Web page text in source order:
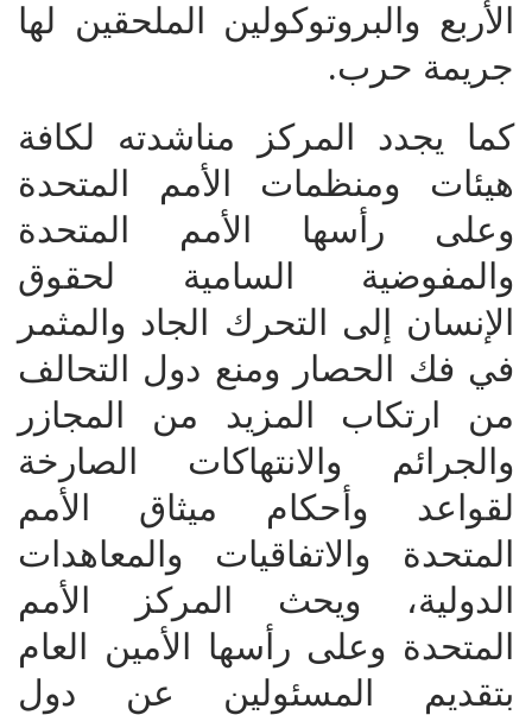
الأربع والبروتوكولين الملحقين لها
جريمة حرب.
كما يجدد المركز مناشدته لكافة
هيئات ومنظمات الأمم المتحدة
وعلى رأسها الأمم المتحدة
والمفوضية السامية لحقوق
الإنسان إلى التحرك الجاد والمثمر
في فك الحصار ومنع دول التحالف
من ارتكاب المزيد من المجازر
والجرائم والانتهاكات الصارخة
لقواعد وأحكام ميثاق الأمم
المتحدة والاتفاقيات والمعاهدات
الدولية، ويحث المركز الأمم
المتحدة وعلى رأسها الأمين العام
بتقديم المسئولين عن دول